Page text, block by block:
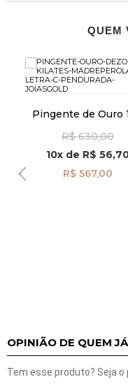
QUEM
Pingente de Ouro
Pendurada
R$ 630,00
10xde R$
R$ 567,00
OPINIÃO DE QUEM
Tem esse produto? Seja o